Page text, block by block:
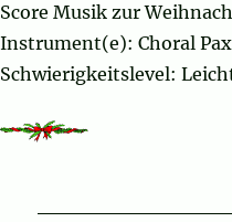
Score Musik zur
Instrument(e): Choral
Schwierigkeitslevel: